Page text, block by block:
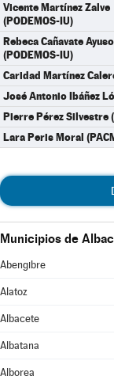
Vicente Martínez Zalve
(PODEMOS-IU)
Rebeca Cañavate Ayuso
(PODEMOS-IU)
Caridad Martínez
José Antonio Ibáñez
Pierre Pérez Silvestre
Lara Peris Moral
Municipios de
Abengibre
Alatoz
Albacete
Albatana
Alborea